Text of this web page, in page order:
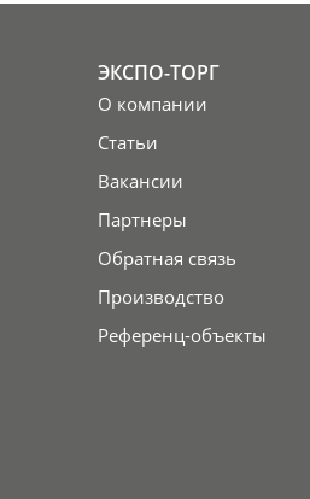
ЭКСПО-ТОРГ
О компании
Статьи
Вакансии
Партнеры
Обратная связь
Производство
Референц-объекты